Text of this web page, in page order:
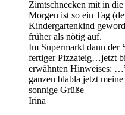
Zimtschnecken mit in
Morgen ist so ein Tag
Kindergartenkind
früher als nötig auf.
Im Supermarkt dann der
fertiger Pizzateig…jetzt
erwähnten Hinweises:
ganzen blabla jetzt
sonnige Grüße
Irina